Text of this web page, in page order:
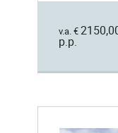
v.a. €
p.p.